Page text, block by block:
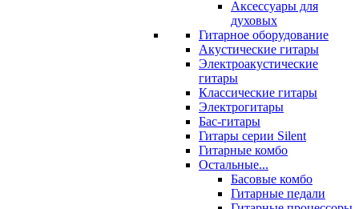
Аксессуары для
духовых
Гитарное оборудование
Акустические гитары
Электроакустические
гитары
Классические гитары
Электрогитары
Бас-гитары
Гитары серии Silent
Гитарные комбо
Остальные...
Басовые комбо
Гитарные педали